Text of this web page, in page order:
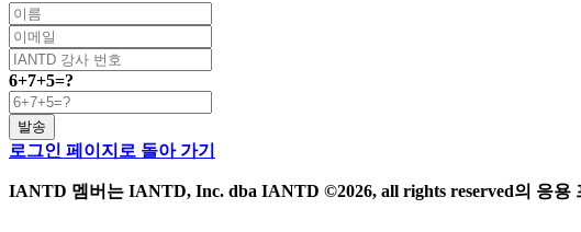
6+7+5=?
발송
로그인 페이지로 돌아 가기
IANTD 멤버는 IANTD, Inc. dba IANTD ©2026, all rights reserved의 응용